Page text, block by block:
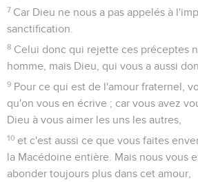
les faibles, usez de patience envers
le mal ; mais poursuivez toujours le
envers tous.
16 Soyez toujours joyeux.
Priez sans cesse.
18 Rendez grâces en toutes choses,
volonté de Dieu en Jésus Christ.
19 N'éteignez pas l'Esprit.